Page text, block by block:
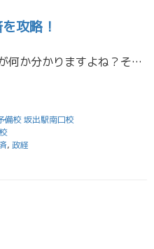
攻略！
みなさん、この建物が何か分かりますよね？そう、これは「国会議事堂」です。向かって右が参議院、左が衆議院となっています。 さて、今回のテーマは「政治・経済」です。政治・経済は、固いイメージがあって敬遠する人が多いと聞きます […]
備校 坂出駅南口校
, 政経